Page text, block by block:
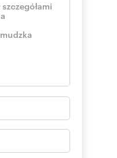
exceptional 3-
Street
by
green and
part of
between
and a local
everything "at
are just a few